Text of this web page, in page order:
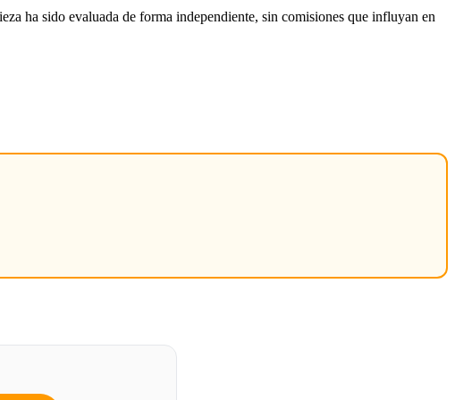
ha sido evaluada de forma independiente, sin comisiones que influyan en